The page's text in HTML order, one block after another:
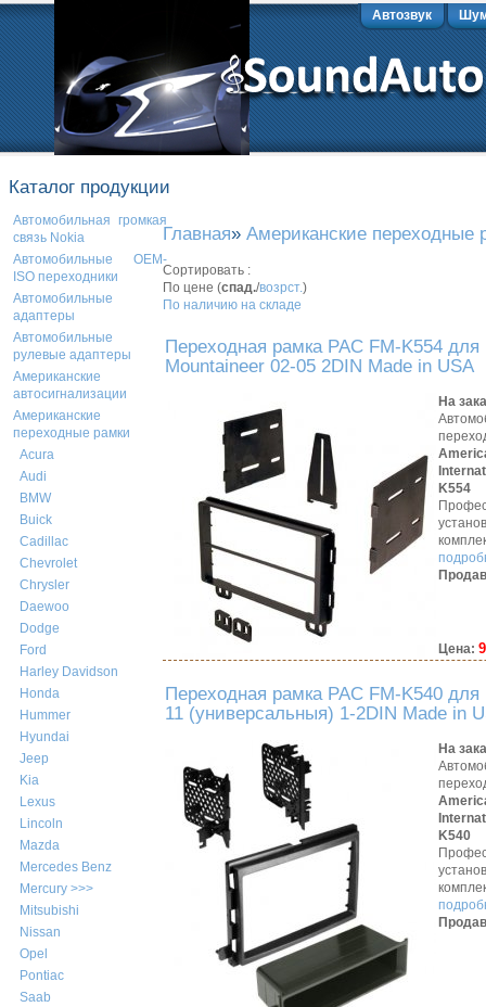
Автозвук
Каталог продукции
Автомобильная громкая
связь Nokia
Автомобильные OEM-
ISO переходники
Автомобильные
адаптеры
Автомобильные
рулевые адаптеры
Американские
автосигнализации
Американские
переходные рамки
Acura
Audi
BMW
Buick
Cadillac
Chevrolet
Chrysler
Daewoo
Dodge
Ford
Harley Davidson
Honda
Hummer
Hyundai
Jeep
Kia
Lexus
Lincoln
Mazda
Mercedes Benz
Mercury >>>
Mitsubishi
Nissan
Opel
Pontiac
Saab
Главная» Американские переходные
Сортировать :
По цене (спад./возрст.)
По наличию на складе
Переходная рамка PAC FM-K554
Mountaineer 02-05 2DIN Made in USA
На
K554
Цена:
Переходная рамка PAC FM-K540
11 (универсальныя) 1-2DIN Made in
На
K540